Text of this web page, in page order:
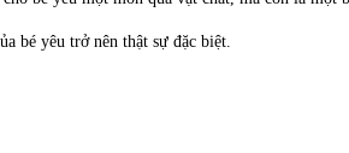
bé yêu trở nên thật sự đặc biệt.